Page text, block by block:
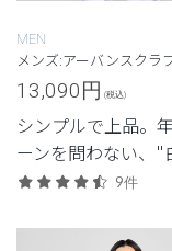
MEN
メンズ:アーバンスクラ
13,090円 (税込)
シンプルで上品。
ーンを問わない、"
求したクラシコの定
9件